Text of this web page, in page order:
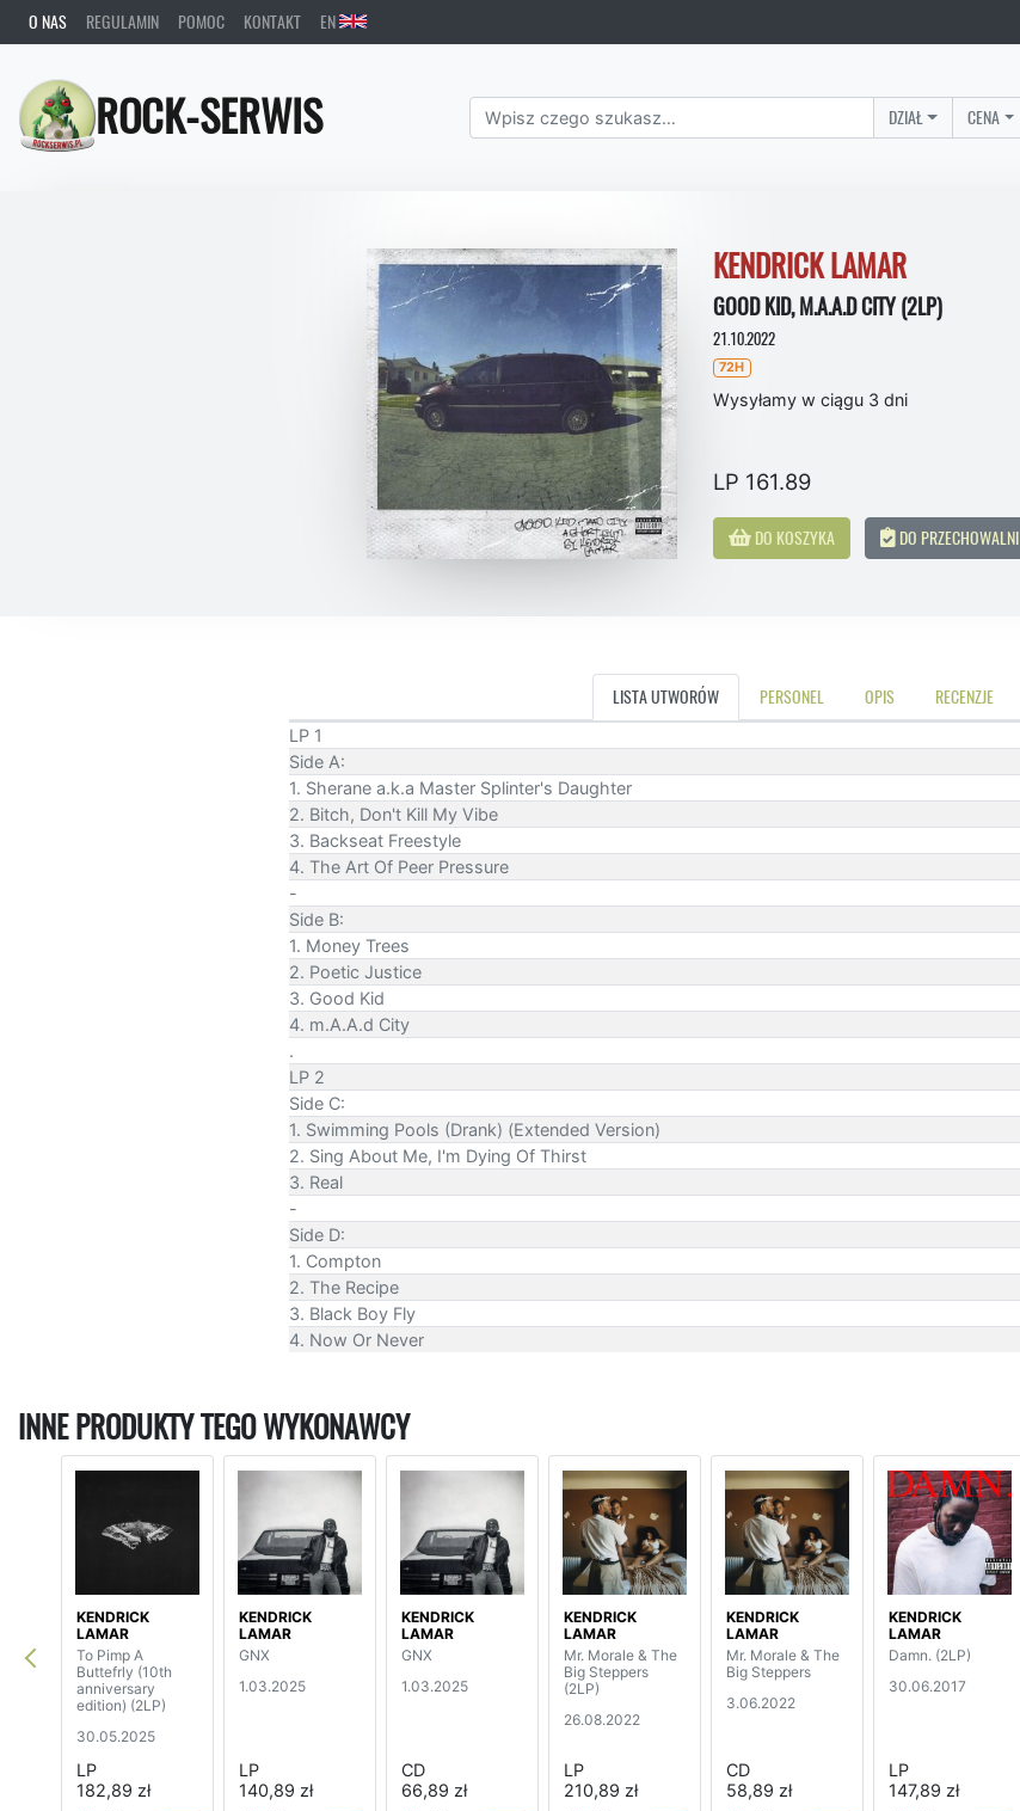
O NAS REGULAMIN POMOC KONTAKT EN
ROCK-SERWIS DZIAŁ CENA
KENDRICK LAMAR
GOOD KID, M.A.A.D CITY (2LP)
21.10.2022
72H
Wysyłamy w ciągu 3 dni
LP 161.89
DO KOSZYKA DO PRZECHOWALNI
LISTA UTWORÓW PERSONEL OPIS RECENZJE
LP 1
Side A:
1. Sherane a.k.a Master Splinter's Daughter
2. Bitch, Don't Kill My Vibe
3. Backseat Freestyle
4. The Art Of Peer Pressure
-
Side B:
1. Money Trees
2. Poetic Justice
3. Good Kid
4. m.A.A.d City
.
LP 2
Side C:
1. Swimming Pools (Drank) (Extended Version)
2. Sing About Me, I'm Dying Of Thirst
3. Real
-
Side D:
1. Compton
2. The Recipe
3. Black Boy Fly
4. Now Or Never
INNE PRODUKTY TEGO WYKONAWCY
KENDRICK
LAMAR
To Pimp A
Buttefrly (10th
anniversary
edition) (2LP)
30.05.2025
LP
182,89 zł
KENDRICK
LAMAR
GNX
1.03.2025
LP
140,89 zł
KENDRICK
LAMAR
GNX
1.03.2025
CD
66,89 zł
KENDRICK
LAMAR
Mr. Morale & The
Big Steppers
(2LP)
26.08.2022
LP
210,89 zł
KENDRICK
LAMAR
Mr. Morale & The
Big Steppers
3.06.2022
CD
58,89 zł
KENDRICK
LAMAR
Damn. (2LP)
30.06.2017
LP
147,89 zł